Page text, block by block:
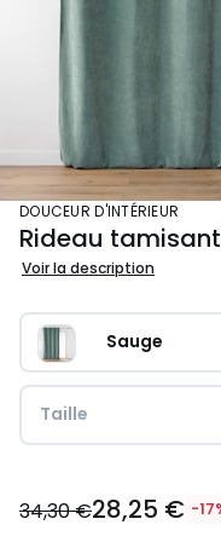
DOUCEUR D'INTÉRIEUR
Rideau
Voir la description
Sauge
Taille
€
34,30 €28,25 € -